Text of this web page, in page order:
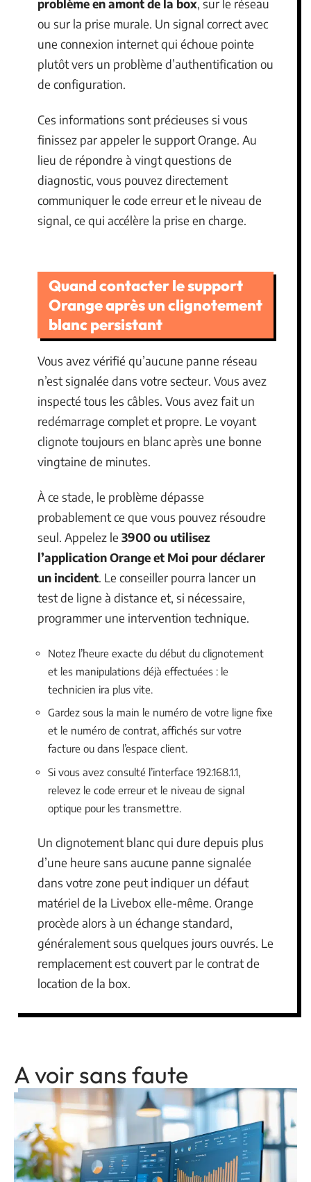
problème en amont de la box, sur le réseau
ou sur la prise murale. Un signal correct avec
une connexion internet qui échoue pointe
plutôt vers un problème d’authentification ou
de configuration.
Ces informations sont précieuses si vous
finissez par appeler le support Orange. Au
lieu de répondre à vingt questions de
diagnostic, vous pouvez directement
communiquer le code erreur et le niveau de
signal, ce qui accélère la prise en charge.
Quand contacter le support
Orange après un clignotement
blanc persistant
Vous avez vérifié qu’aucune panne réseau
n’est signalée dans votre secteur. Vous avez
inspecté tous les câbles. Vous avez fait un
redémarrage complet et propre. Le voyant
clignote toujours en blanc après une bonne
vingtaine de minutes.
À ce stade, le problème dépasse
probablement ce que vous pouvez résoudre
seul. Appelez le 3900 ou utilisez
l’application Orange et Moi pour déclarer
un incident. Le conseiller pourra lancer un
test de ligne à distance et, si nécessaire,
programmer une intervention technique.
Notez l’heure exacte du début du clignotement
et les manipulations déjà effectuées : le
technicien ira plus vite.
Gardez sous la main le numéro de votre ligne fixe
et le numéro de contrat, affichés sur votre
facture ou dans l’espace client.
Si vous avez consulté l’interface 192.168.1.1,
relevez le code erreur et le niveau de signal
optique pour les transmettre.
Un clignotement blanc qui dure depuis plus
d’une heure sans aucune panne signalée
dans votre zone peut indiquer un défaut
matériel de la Livebox elle-même. Orange
procède alors à un échange standard,
généralement sous quelques jours ouvrés. Le
remplacement est couvert par le contrat de
location de la box.
A voir sans faute